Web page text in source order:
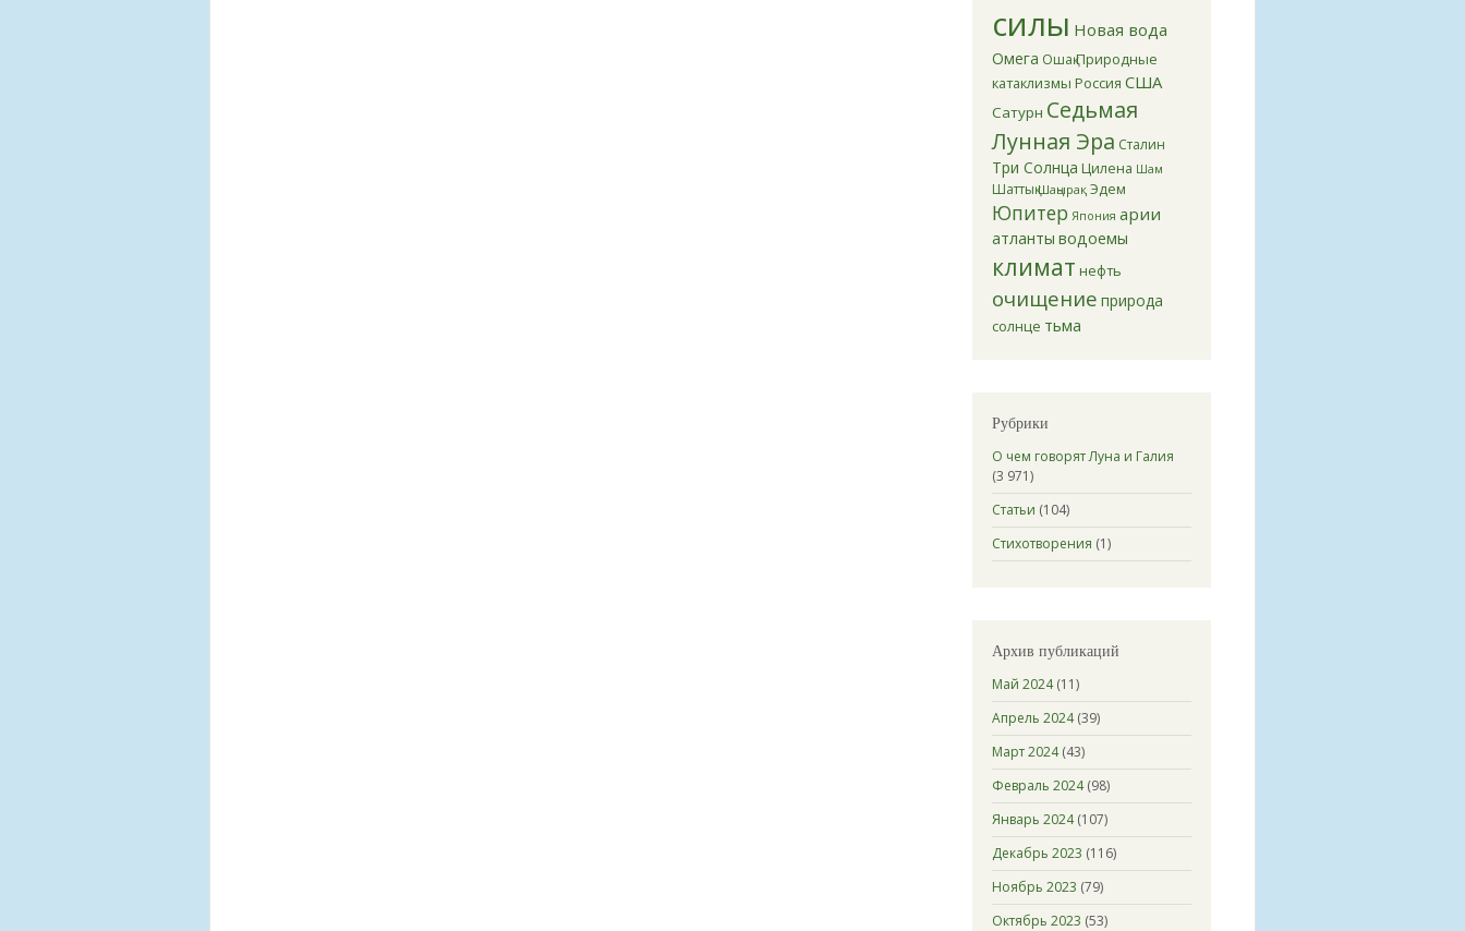
силы Новая вода
Омега Ошақ Природные
катаклизмы Россия США
Сатурн Седьмая
Лунная Эра Сталин
Три Солнца Цилена Шам
Шаттық Шаңырақ Эдем
Юпитер Япония арии
атланты водоемы
климат нефть
очищение природа
солнце тьма
Рубрики
О чем говорят Луна и Галия
(3 971)
Статьи (104)
Стихотворения (1)
Архив публикаций
Май 2024(11)
Апрель 2024(39)
Март 2024(43)
Февраль 2024(98)
Январь 2024(107)
Декабрь 2023 (116)
Ноябрь 2023 (79)
Октябрь 2023 (53)